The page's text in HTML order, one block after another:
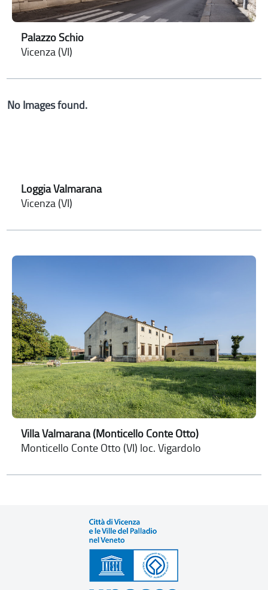
Palazzo Schio
Vicenza (VI)
No Images found.
Loggia Valmarana
Vicenza (VI)
Villa Valmarana (Monticello Conte Otto)
Monticello Conte Otto (VI) loc. Vigardolo